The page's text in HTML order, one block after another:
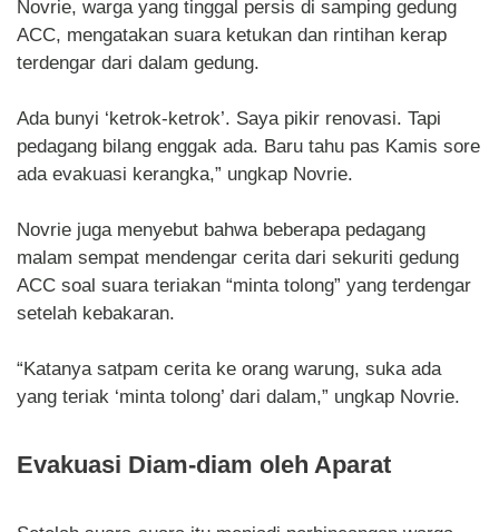
Novrie, warga yang tinggal persis di samping gedung
ACC, mengatakan suara ketukan dan rintihan kerap
terdengar dari dalam gedung.
Ada bunyi ‘ketrok-ketrok’. Saya pikir renovasi. Tapi
pedagang bilang enggak ada. Baru tahu pas Kamis sore
ada evakuasi kerangka,” ungkap Novrie.
Novrie juga menyebut bahwa beberapa pedagang
malam sempat mendengar cerita dari sekuriti gedung
ACC soal suara teriakan “minta tolong” yang terdengar
setelah kebakaran.
“Katanya satpam cerita ke orang warung, suka ada
yang teriak ‘minta tolong’ dari dalam,” ungkap Novrie.
Evakuasi Diam-diam oleh Aparat